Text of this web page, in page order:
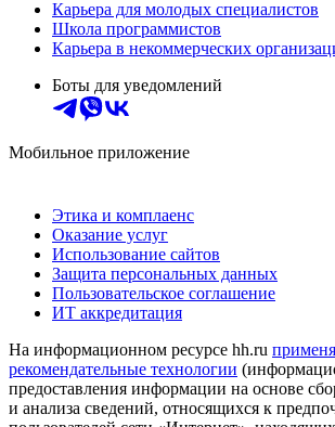
Карьера для молодых специалистов
Школа программистов
Карьера в некоммерческих
Боты для уведомлений
Мобильное приложение
Этика и комплаенс
Оказание услуг
Использование сайтов
Защита персональных данных
Пользовательское соглашение
ИТ аккредитация
На информационном ресурсе hh.ru
рекомендательные технологии
предоставления информации на основе
и анализа сведений, относящихся к